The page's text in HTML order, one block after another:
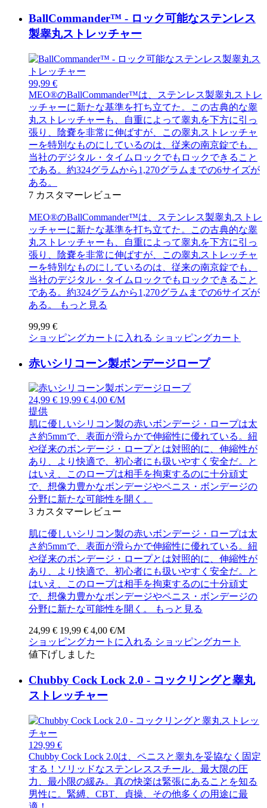
BallCommander™ - ロック可能なステンレス
製睾丸ストレッチャー
99,99 €
MEO®のBallCommander™は、ステンレス製睾丸ストレ
ッチャーに新たな基準を打ち立てた。この古典的な睾
丸ストレッチャーも、自重によって睾丸を下方に引っ
張り、陰嚢を非常に伸ばすが、この睾丸ストレッチャ
ーを特別なものにしているのは、従来の南京錠でも、
当社のデジタル・タイムロックでもロックできること
である。約324グラムから1,270グラムまでの6サイズが
ある。
7 カスタマーレビュー
MEO®のBallCommander™は、ステンレス製睾丸ストレ
ッチャーに新たな基準を打ち立てた。この古典的な睾
丸ストレッチャーも、自重によって睾丸を下方に引っ
張り、陰嚢を非常に伸ばすが、この睾丸ストレッチャ
ーを特別なものにしているのは、従来の南京錠でも、
当社のデジタル・タイムロックでもロックできること
である。約324グラムから1,270グラムまでの6サイズが
ある。
もっと見る
99,99 €
ショッピングカートに入れる ショッピングカート
赤いシリコーン製ボンデージロープ
24,99 € 19,99 € 4,00 €/M
提供
肌に優しいシリコン製の赤いボンデージ・ロープは太
さ約5mmで、表面が滑らかで伸縮性に優れている。紐
や従来のボンデージ・ロープとは対照的に、伸縮性が
あり、より快適で、初心者にも扱いやすく安全だ。と
はいえ、このロープは相手を拘束するのに十分頑丈
で、想像力豊かなボンデージやペニス・ボンデージの
分野に新たな可能性を開く。
3 カスタマーレビュー
肌に優しいシリコン製の赤いボンデージ・ロープは太
さ約5mmで、表面が滑らかで伸縮性に優れている。紐
や従来のボンデージ・ロープとは対照的に、伸縮性が
あり、より快適で、初心者にも扱いやすく安全だ。と
はいえ、このロープは相手を拘束するのに十分頑丈
で、想像力豊かなボンデージやペニス・ボンデージの
分野に新たな可能性を開く。
もっと見る
24,99 € 19,99 € 4,00 €/M
ショッピングカートに入れる ショッピングカート
値下げしました
Chubby Cock Lock 2.0 - コックリングと睾丸
ストレッチャー
129,99 €
Chubby Cock Lock 2.0は、ペニスと睾丸を妥協なく固定
する！ソリッドなステンレススチール、最大限の圧
力、最小限の緩み。真の快楽は緊張にあることを知る
男性に。緊縛、CBT、貞操、その他多くの用途に最